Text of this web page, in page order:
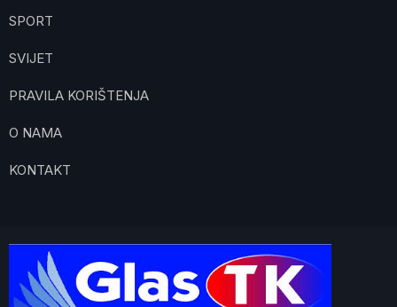
SPORT
SVIJET
PRAVILA KORIŠTENJA
O NAMA
KONTAKT